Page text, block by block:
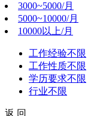
3000~5000/月
5000~10000/月
10000以上/月
工作经验不限
工作性质不限
学历要求不限
行业不限
返 回